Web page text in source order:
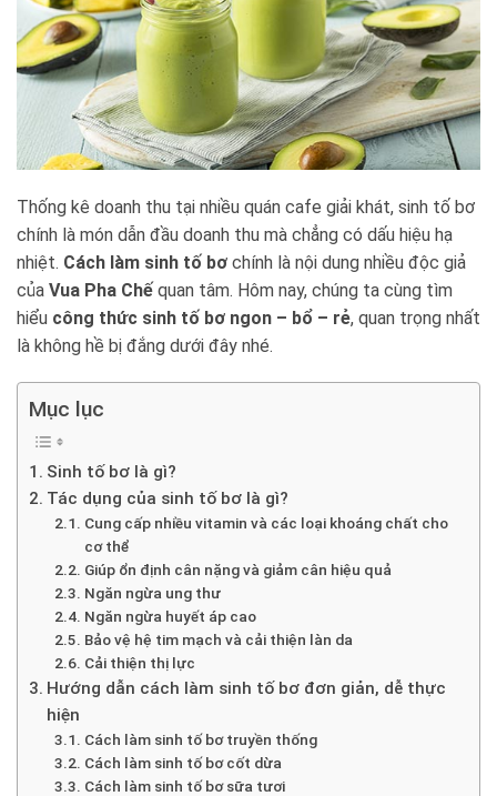
Thống kê doanh thu tại nhiều quán cafe giải khát, sinh tố bơ
chính là món dẫn đầu doanh thu mà chẳng có dấu hiệu hạ
nhiệt. Cách làm sinh tố bơ chính là nội dung nhiều độc giả
của Vua Pha Chế quan tâm. Hôm nay, chúng ta cùng tìm
hiểu công thức sinh tố bơ ngon – bổ – rẻ, quan trọng nhất
là không hề bị đắng dưới đây nhé.
Mục lục
Sinh tố bơ là gì?
Tác dụng của sinh tố bơ là gì?
Cung cấp nhiều vitamin và các loại khoáng chất cho
cơ thể
Giúp ổn định cân nặng và giảm cân hiệu quả
Ngăn ngừa ung thư
Ngăn ngừa huyết áp cao
Bảo vệ hệ tim mạch và cải thiện làn da
Cải thiện thị lực
Hướng dẫn cách làm sinh tố bơ đơn giản, dễ thực
hiện
Cách làm sinh tố bơ truyền thống
Cách làm sinh tố bơ cốt dừa
Cách làm sinh tố bơ sữa tươi